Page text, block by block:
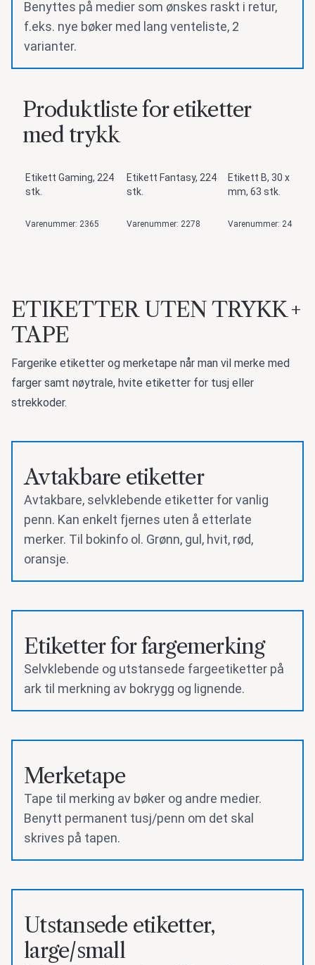
Benyttes på medier som ønskes raskt i retur,
f.eks. nye bøker med lang venteliste, 2
varianter.
Produktliste for etiketter
med trykk
Etikett Gaming, 224
stk.
Varenummer: 2365
Etikett Fantasy, 224
stk.
Varenummer: 2278
Etikett B, 30 x 30
mm, 63 stk.
Varenummer: 2411
ETIKETTER UTEN TRYKK +
TAPE
Fargerike etiketter og merketape når man vil merke med
farger samt nøytrale, hvite etiketter for tusj eller
strekkoder.
Avtakbare etiketter
Avtakbare, selvklebende etiketter for vanlig
penn. Kan enkelt fjernes uten å etterlate
merker. Til bokinfo ol. Grønn, gul, hvit, rød,
oransje.
Etiketter for fargemerking
Selvklebende og utstansede fargeetiketter på
ark til merkning av bokrygg og lignende.
Merketape
Tape til merking av bøker og andre medier.
Benytt permanent tusj/penn om det skal
skrives på tapen.
Utstansede etiketter,
large/small